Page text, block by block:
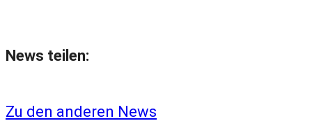
News teilen:
Zu den anderen News